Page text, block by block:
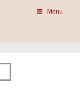
Menu